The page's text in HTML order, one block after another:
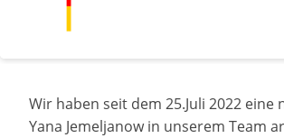
Wir haben seit dem 25.Juli 2022 eine
Yana Jemeljanow in unserem Team